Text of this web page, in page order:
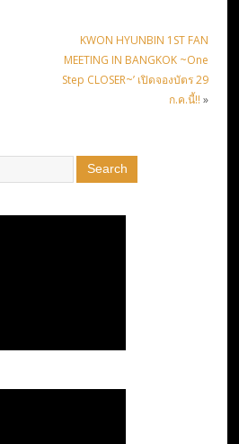
KWON HYUNBIN 1ST FAN
MEETING IN BANGKOK ~One
Step CLOSER~’ เปิดจองบัตร 29
ก.ค.นี้!! »